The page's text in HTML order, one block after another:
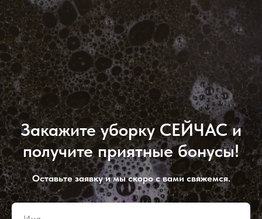
Закажите уборку СЕЙЧАС и
получите приятные бонусы!
Оставьте заявку и мы скоро с вами свяжемся.